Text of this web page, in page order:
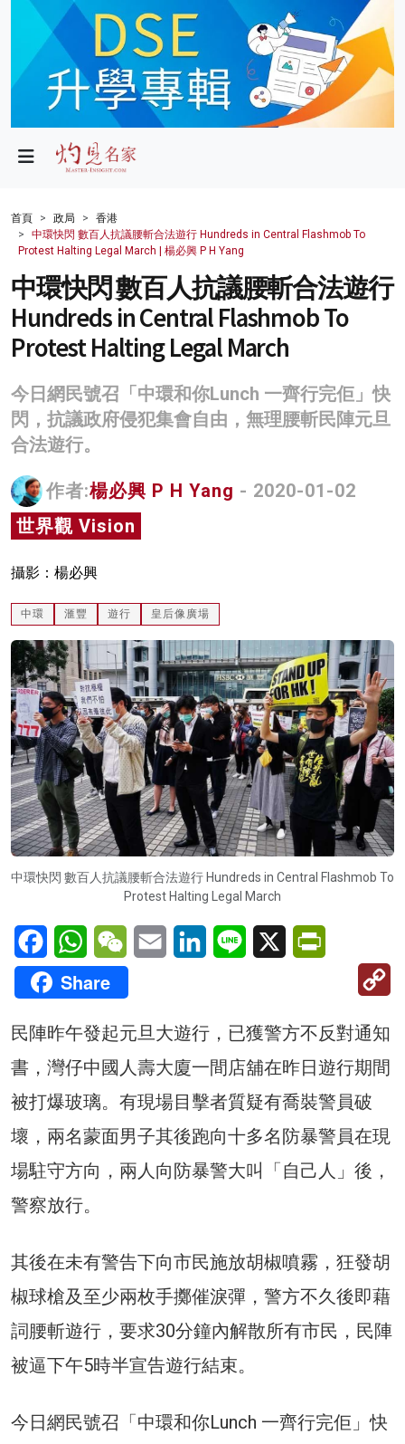
政局
財經
生活
健康
商業
科技
影片
名家榜
關於我們
首頁 政局
香港
中環快閃 數百人抗議腰斬合法遊行 Hundreds in Central Flashmob To
Protest Halting Legal March | 楊必興 P H Yang
中環快閃 數百人抗議腰斬合法遊行
Hundreds in Central Flashmob To
Protest Halting Legal March
今日網民號召「中環和你Lunch 一齊行完佢」快
閃，抗議政府侵犯集會自由，無理腰斬民陣元旦
合法遊行。
作者:楊必興 P H Yang - 2020-01-02
世界觀 Vision
攝影：楊必興
中環 滙豐 遊行 皇后像廣場
中環快閃 數百人抗議腰斬合法遊行 Hundreds in Central Flashmob To
Protest Halting Legal March
FacebookWhatsAppWeChatEmail LinkedInLine X
Share
民陣昨午發起元旦大遊行，已獲警方不反對通知
書，灣仔中國人壽大廈一間店舖在昨日遊行期間
被打爆玻璃。有現場目擊者質疑有喬裝警員破
壞，兩名蒙面男子其後跑向十多名防暴警員在現
場駐守方向，兩人向防暴警大叫「自己人」後，
警察放行。
其後在未有警告下向市民施放胡椒噴霧，狂發胡
椒球槍及至少兩枚手擲催淚彈，警方不久後即藉
詞腰斬遊行，要求30分鐘內解散所有市民，民陣
被逼下午5時半宣告遊行結束。
今日網民號召「中環和你Lunch 一齊行完佢」快